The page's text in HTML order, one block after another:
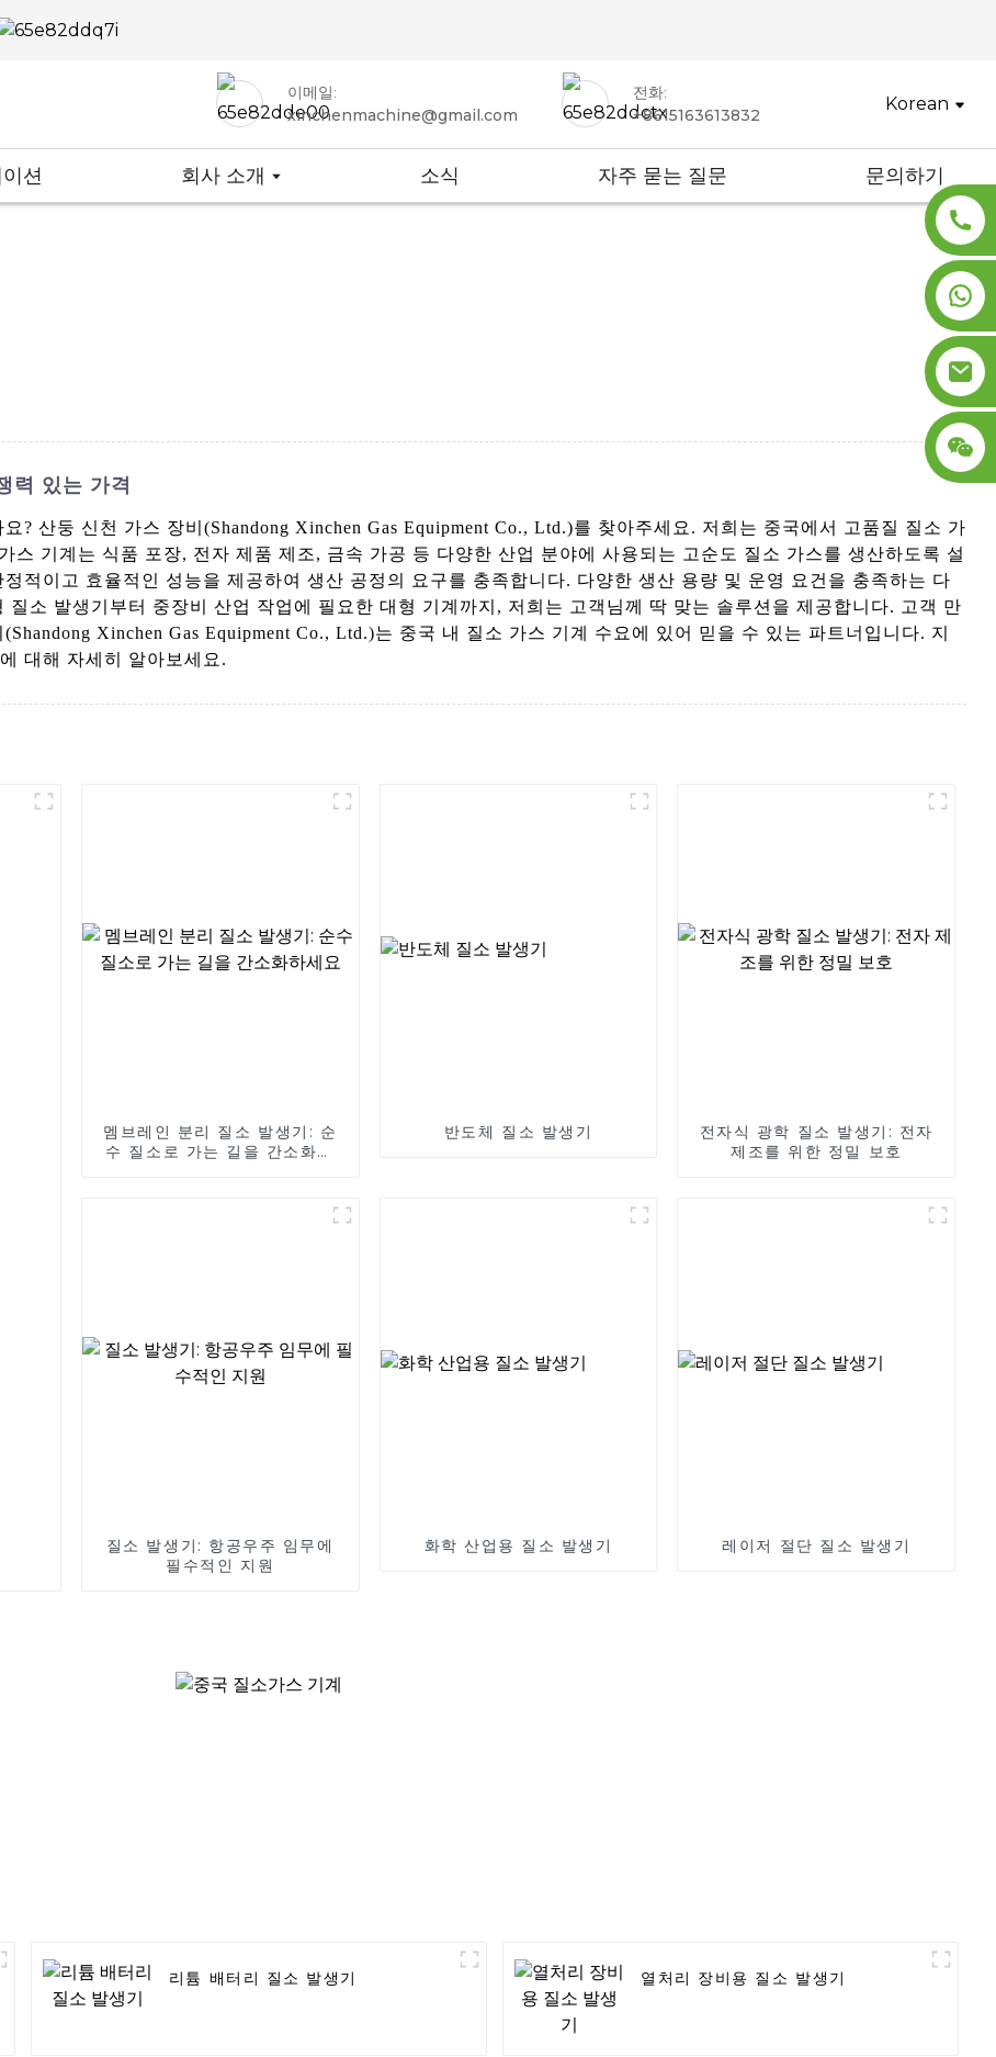
이메일:
xinchenmachine@gmail.com
전화:
+8615163613832
Korean
션 회사 소개 소식 자주 묻는 질문 문의하기
력 있는 가격
? 산둥 신천 가스 장비(Shandong Xinchen Gas Equipment Co., Ltd.)를 찾아주세요. 저희는 중국에서 고품질 질소 가
스 기계는 식품 포장, 전자 제품 제조, 금속 가공 등 다양한 산업 분야에 사용되는 고순도 질소 가스를 생산하도록 설
적이고 효율적인 성능을 제공하여 생산 공정의 요구를 충족합니다. 다양한 생산 용량 및 운영 요건을 충족하는 다
소 발생기부터 중장비 산업 작업에 필요한 대형 기계까지, 저희는 고객님께 딱 맞는 솔루션을 제공합니다. 고객 만
Xinchen Gas Equipment Co., Ltd.)는 중국 내 질소 가스 기계 수요에 있어 믿을 수 있는 파트너입니다. 지
대해 자세히 알아보세요.
멤브레인 분리 질소 발생기: 순
수 질소로 가는 길을 간소화하
반도체 질소 발생기
전자식 광학 질소 발생기: 전자
제조를 위한 정밀 보호
질소 발생기: 항공우주 임무에
필수적인 지원
화학 산업용 질소 발생기 레이저 절단 질소 발생기
리튬 배터리 질소 발생기 열처리 장비용 질소 발생기